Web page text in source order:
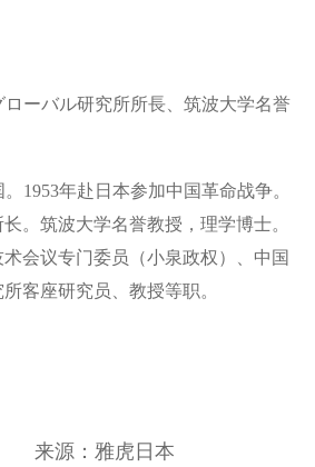
ーバル研究所所長、筑波大学名誉
1953年赴日本参加中国革命战争。
。筑波大学名誉教授，理学博士。
会议专门委员（小泉政权）、中国
客座研究员、教授等职。
来源：雅虎日本